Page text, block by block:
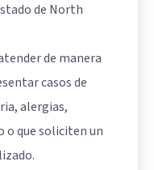
de North
de manera
casos de
alergias,
o que soliciten un